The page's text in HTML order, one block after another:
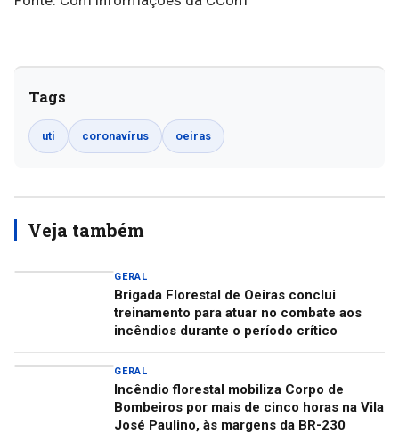
Tags
uti coronavírus oeiras
Veja também
GERAL
Brigada Florestal de Oeiras conclui
treinamento para atuar no combate aos
incêndios durante o período crítico
GERAL
Incêndio florestal mobiliza Corpo de
Bombeiros por mais de cinco horas na Vila
José Paulino, às margens da BR-230